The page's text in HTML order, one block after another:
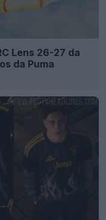
Lens 26-27 da
da Puma